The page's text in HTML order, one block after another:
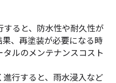
ると、防水性や耐久性が
、再塗装が必要になる時
ルのメンテナンスコスト
行すると、雨水浸入など